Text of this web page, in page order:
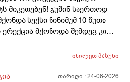
მიკეთებენ! გუშინ საერთოდ
სექსი ნინიმუმ 10 წუთი
მქონოდა შემდეგ კი
დავისტრესე რავქნა
იხილეთპასუხი
თარიღი :24-06-2026